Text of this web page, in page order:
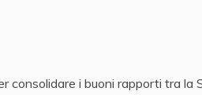
consolidare i buoni rapporti tra la